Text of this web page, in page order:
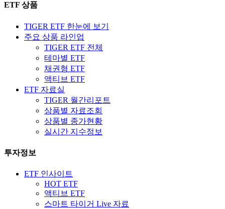
ETF 상품
TIGER ETF 한눈에 보기
주요 상품 라인업
TIGER ETF 전체
테마별 ETF
채권형 ETF
액티브 ETF
ETF 자료실
TIGER 월간리포트
상품별 자료조회
상품별 종가현황
실시간 지수정보
투자정보
ETF 인사이트
HOT ETF
액티브 ETF
스마트 타이거 Live 자료